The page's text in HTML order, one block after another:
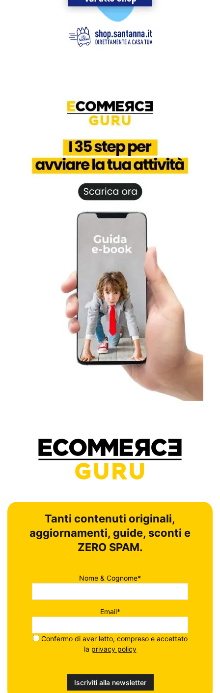
Tanti contenuti originali,
aggiornamenti, guide, sconti e
ZERO SPAM.
Nome & Cognome*
Email*
Confermo di aver letto, compreso e accettato
la privacy policy